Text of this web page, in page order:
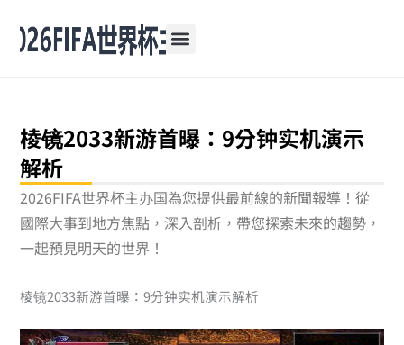
棱镜2033新游首曝：9分钟实机演示
解析
2026FIFA世界杯主办国為您提供最前線的新聞報導！從
國際大事到地方焦點，深入剖析，帶您探索未來的趨勢，
一起預見明天的世界！
棱镜2033新游首曝：9分钟实机演示解析